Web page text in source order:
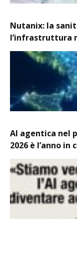
Nutanix: la
l’infrastruttura
AI agentica nel
2026 è l’anno